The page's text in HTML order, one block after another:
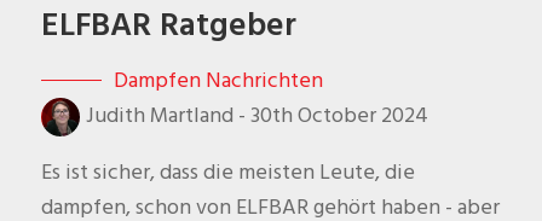
ELFBAR Ratgeber
Dampfen Nachrichten
Judith Martland - 30th October 2024
Es ist sicher, dass die meisten Leute, die
dampfen, schon von ELFBAR gehört haben - aber